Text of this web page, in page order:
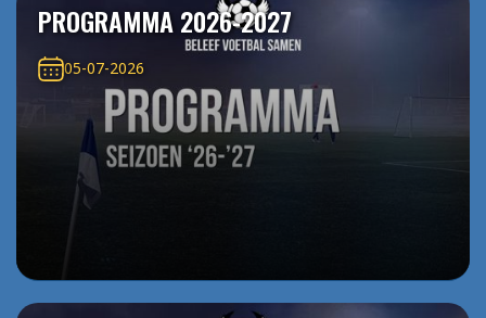
PROGRAMMA 2026-2027
05-07-2026